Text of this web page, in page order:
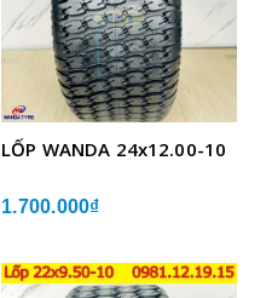
LỐP WANDA 24x12.00-10
1.700.000₫